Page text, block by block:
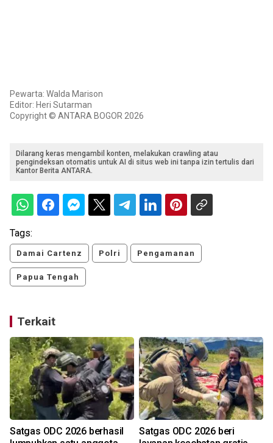
Pewarta: Walda Marison
Editor: Heri Sutarman
Copyright © ANTARA BOGOR 2026
Dilarang keras mengambil konten, melakukan crawling atau
pengindeksan otomatis untuk AI di situs web ini tanpa izin tertulis dari
Kantor Berita ANTARA.
Tags:
Damai Cartenz Polri Pengamanan
Papua Tengah
Terkait
Satgas ODC 2026 berhasil
Satgas ODC 2026 beri